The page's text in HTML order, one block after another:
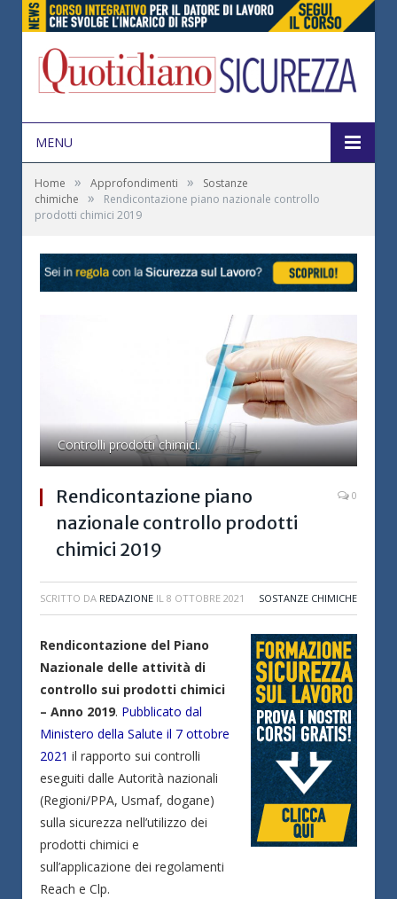
MENU
Home » Approfondimenti »
Sostanze
chimiche
»
Rendicontazione piano nazionale controllo
prodotti chimici 2019
Controlli prodotti chimici.
Rendicontazione piano
nazionale controllo prodotti
chimici 2019
0
SCRITTO DA REDAZIONE IL 8 OTTOBRE 2021 SOSTANZE CHIMICHE
Rendicontazione del Piano
Nazionale delle attività di
controllo sui prodotti chimici
– Anno 2019. Pubblicato dal
Ministero della Salute il 7 ottobre
2021 il rapporto sui controlli
eseguiti dalle Autorità nazionali
(Regioni/PPA, Usmaf, dogane)
sulla sicurezza nell’utilizzo dei
prodotti chimici e
sull’applicazione dei regolamenti
Reach e Clp.